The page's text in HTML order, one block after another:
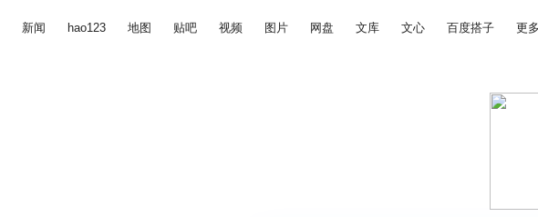
新闻 hao123 地图 贴吧 视频 图片 网盘 文库 文心 百度搭子 更多